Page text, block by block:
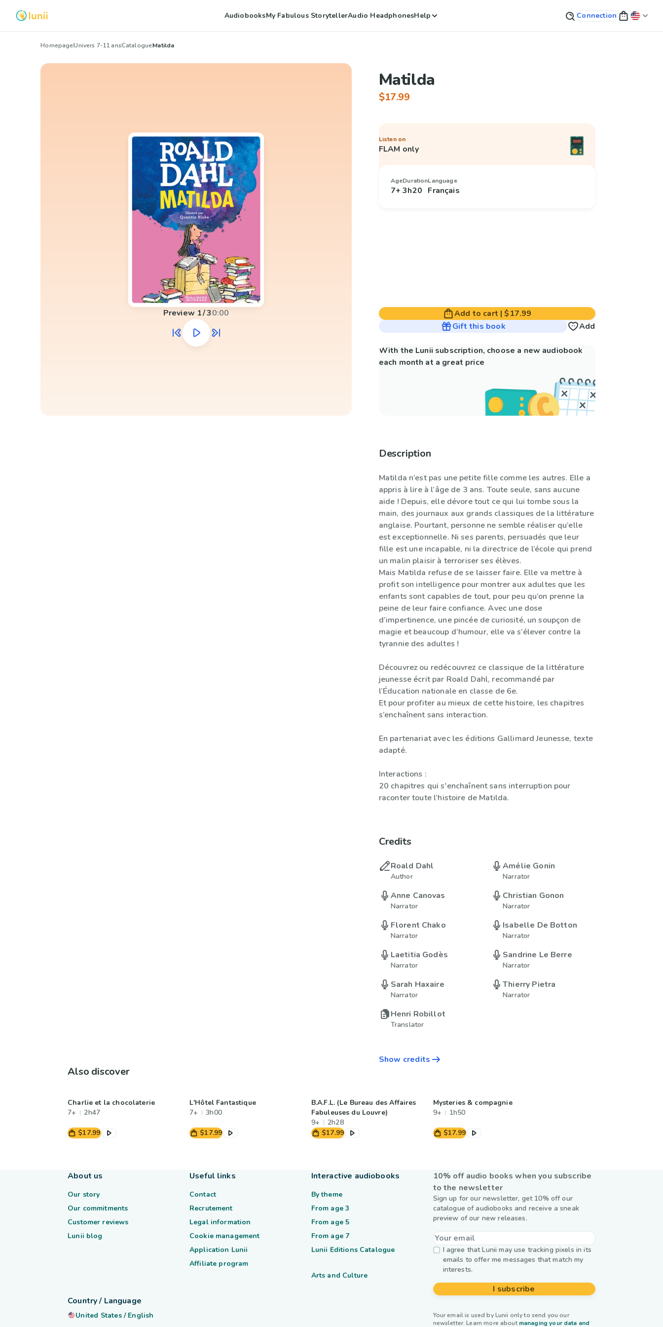
AudiobooksMy Fabulous StorytellerAudio HeadphonesHelp Connection
HomepageUnivers 7-11 ansCatalogueMatilda
Preview 1/30:00
Matilda
$17.99
Listen on
FLAM only
Age
7+
Duration
3h20
Language
Français
Add to cart |$17.99
Gift this book
Add
With the Lunii subscription, choose a new audiobook
each month at a great price
Description
Matilda n’est pas une petite fille comme les autres. Elle a
appris à lire à l’âge de 3 ans. Toute seule, sans aucune
aide ! Depuis, elle dévore tout ce qui lui tombe sous la
main, des journaux aux grands classiques de la littérature
anglaise. Pourtant, personne ne semble réaliser qu’elle
est exceptionnelle. Ni ses parents, persuadés que leur
fille est une incapable, ni la directrice de l’école qui prend
un malin plaisir à terroriser ses élèves.
Mais Matilda refuse de se laisser faire. Elle va mettre à
profit son intelligence pour montrer aux adultes que les
enfants sont capables de tout, pour peu qu’on prenne la
peine de leur faire confiance. Avec une dose
d’impertinence, une pincée de curiosité, un soupçon de
magie et beaucoup d’humour, elle va s’élever contre la
tyrannie des adultes !
Découvrez ou redécouvrez ce classique de la littérature
jeunesse écrit par Roald Dahl, recommandé par
l’Éducation nationale en classe de 6e.
Et pour profiter au mieux de cette histoire, les chapitres
s’enchaînent sans interaction.
En partenariat avec les éditions Gallimard Jeunesse, texte
adapté.
Interactions :
20 chapitres qui s'enchaînent sans interruption pour
raconter toute l’histoire de Matilda.
Credits
Roald Dahl
Author
Amélie Gonin
Narrator
Anne Canovas
Narrator
Christian Gonon
Narrator
Florent Chako
Narrator
Isabelle De Botton
Narrator
Laetitia Godès
Narrator
Sandrine Le Berre
Narrator
Sarah Haxaire
Narrator
Thierry Pietra
Narrator
Henri Robillot
Translator
Show credits
Also discover
Charlie et la chocolaterie
7+
2h47
$17.99
L'Hôtel Fantastique
7+
3h00
$17.99
B.A.F.L. (Le Bureau des Affaires
Fabuleuses du Louvre)
9+
2h28
$17.99
Mysteries & compagnie
9+
1h50
$17.99
10% off audio books when you subscribe
to the newsletter
Sign up for our newsletter, get 10% off our
catalogue of audiobooks and receive a sneak
preview of our new releases.
I agree that Lunii may use tracking pixels in its
emails to offer me messages that match my
interests.
I subscribe
Your email is used by Lunii only to send you our
newsletter. Learn more about managing your data and
About us
Our story
Our commitments
Customer reviews
Lunii blog
Useful links
Contact
Recrutement
Legal information
Cookie management
Application Lunii
Affiliate program
Interactive audiobooks
By theme
From age 3
From age 5
From age 7
Lunii Editions Catalogue
Arts and Culture
Country / Language
United States/ English